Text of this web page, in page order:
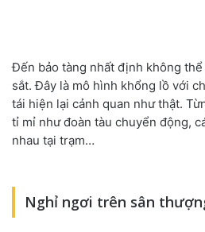
Đến bảo tàng nhất định không
sắt. Đây là mô hình khổng lồ với
tái hiện lại cảnh quan như thật.
tỉ mỉ như đoàn tàu chuyển động,
nhau tại trạm…
Nghỉ ngơi trên sân